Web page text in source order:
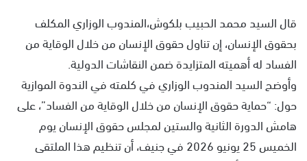
قال السيد محمد الحبيب بلكوش،المندوب الوزاري المكلف
بحقوق الإنسان، إن تناول حقوق الإنسان من خلال الوقاية من
الفساد له أهميته المتزايدة ضمن النقاشات الدولية.
وأوضح السيد المندوب الوزاري في كلمته في الندوة الموازية
حول: “حماية حقوق الإنسان من خلال الوقاية من الفساد”، على
هامش الدورة الثانية والستين لمجلس حقوق الإنسان يوم
الخميس 25 يونيو 2026 في جنيف، أن تنظيم هذا الملتقى